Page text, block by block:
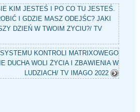
KIM JESTEŚ I PO CO TU JESTEŚ.
I GDZIE MASZ ODEJŚC? JAKI
DZIEŃ W TWOIM ZYCIU?/ TV
KONTROLI MATRIXOWEGO
DUCHA WOLI ŻYCIA I ZBAWIENIA W
LUDZIACH/ TV IMAGO 2022